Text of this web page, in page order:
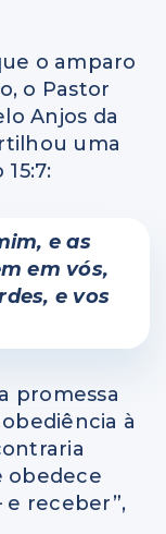
o amparo
o Pastor
Anjos da
uma
e as
em vós,
e vos
promessa
à
obedece
receber”,